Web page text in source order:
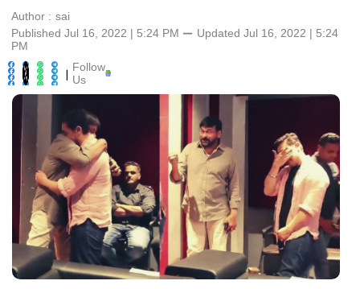
Author : sai
Published Jul 16, 2022 | 5:24 PM ⚊ Updated Jul 16, 2022 | 5:24
PM
| Follow
Us